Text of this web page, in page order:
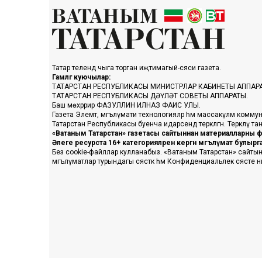
Татар телендә чыга торган иҗтимагый-сәяси газета.
Гамәлгә куючылар:
ТАТАРСТАН РЕСПУБЛИКАСЫ МИНИСТРЛАР КАБИНЕТЫ
ТАТАРСТАН РЕСПУБЛИКАСЫ ДӘҮЛӘТ СОВЕТЫ АППАРАТЫ.
Баш мөхәррир ФАЗУЛЛИН ИЛНАЗ ФАИС УЛЫ.
Газета Элемтә, мәгълүмати технологияләр һәм массакүләм
Татарстан Республикасы буенча идарәсендә теркәлгән.
«Ватаным Татарстан» газетасы сайтыннан материалларны
Әлеге ресурста 16+ категорияләренә кергән мәгълүмат
Без cookie-файллар кулланабыз. «Ватаным Татарстан» сайтына
мәгълүматлар турындагы сәясәткә һәм Конфиденциальлек